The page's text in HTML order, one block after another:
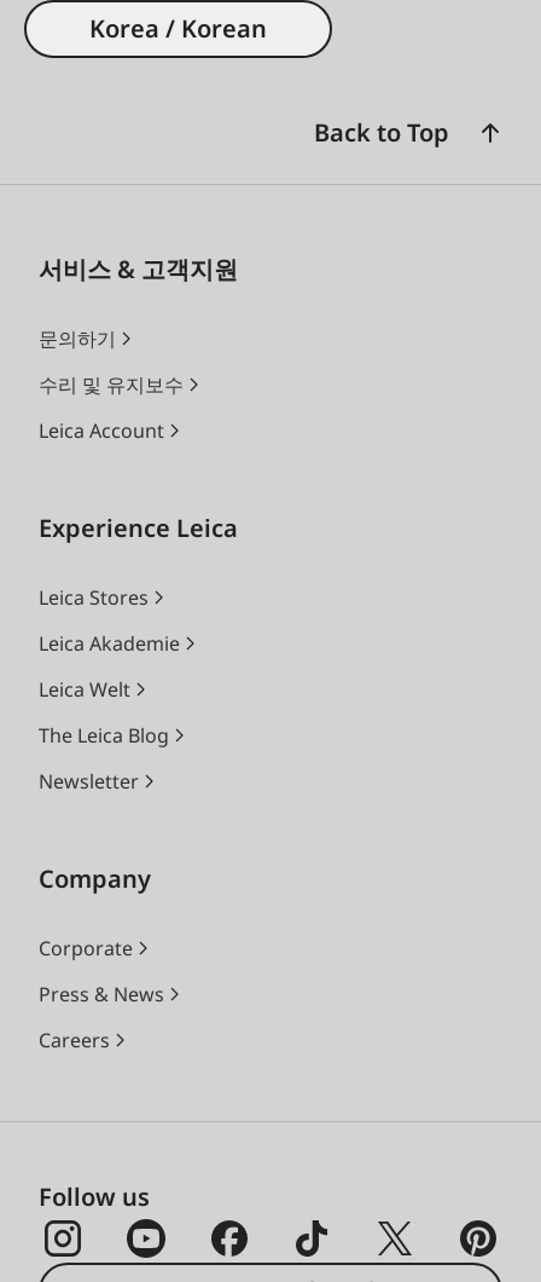
Korea / Korean
Back to Top
서비스 & 고객지원
문의하기
수리 및 유지보수
Leica Account
Experience Leica
Leica Stores
Leica Akademie
Leica Welt
The Leica Blog
Newsletter
Company
Corporate
Press & News
Careers
Follow us